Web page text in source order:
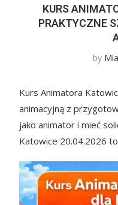
KURS
PRAKTYCZNE
by
Kurs Animatora
animacyjną z
jako animator i mieć
Katowice 20.04.2026